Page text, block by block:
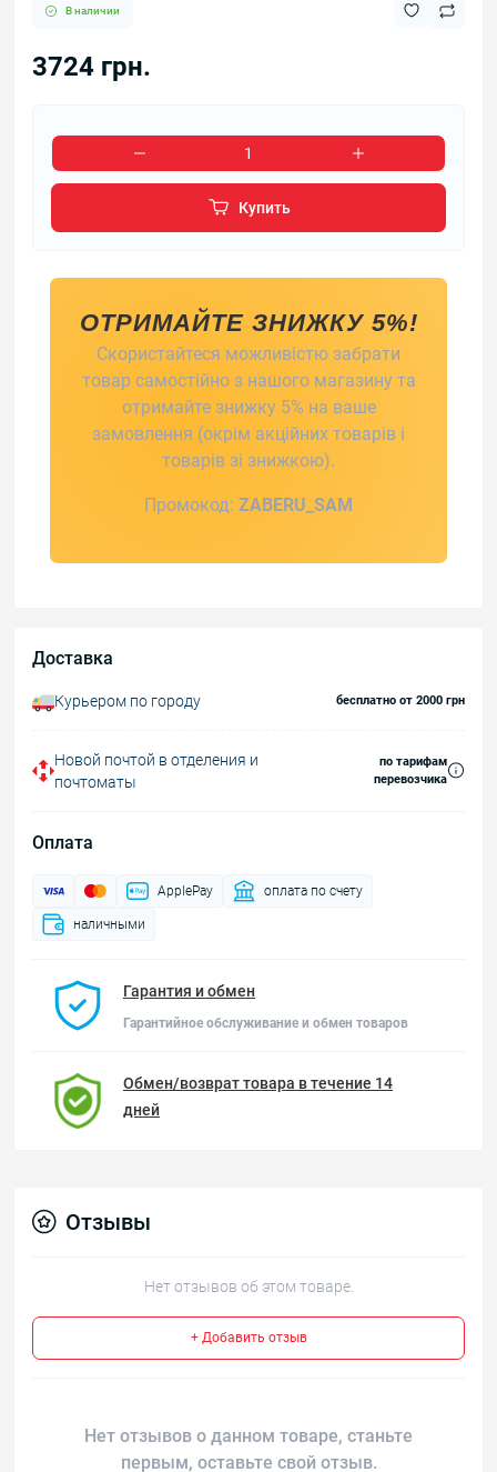
В наличии
3724 грн.
Купить
ОТРИМАЙТЕ ЗНИЖКУ 5%!
Скористайтеся можливістю забрати
товар самостійно з нашого магазину та
отримайте знижку 5% на ваше
замовлення (окрім акційних товарів і
товарів зі знижкою).
Промокод: ZABERU_SAM
Доставка
Курьером по городу бесплатно от 2000 грн
Новой почтой в отделения и
почтоматы
по тарифам
перевозчика
Оплата
ApplePay оплата по счету
наличными
Гарантия и обмен
Гарантийное обслуживание и обмен товаров
Обмен/возврат товара в течение 14
дней
Отзывы
Нет отзывов об этом товаре.
+ Добавить отзыв
Нет отзывов о данном товаре, станьте
первым, оставьте свой отзыв.